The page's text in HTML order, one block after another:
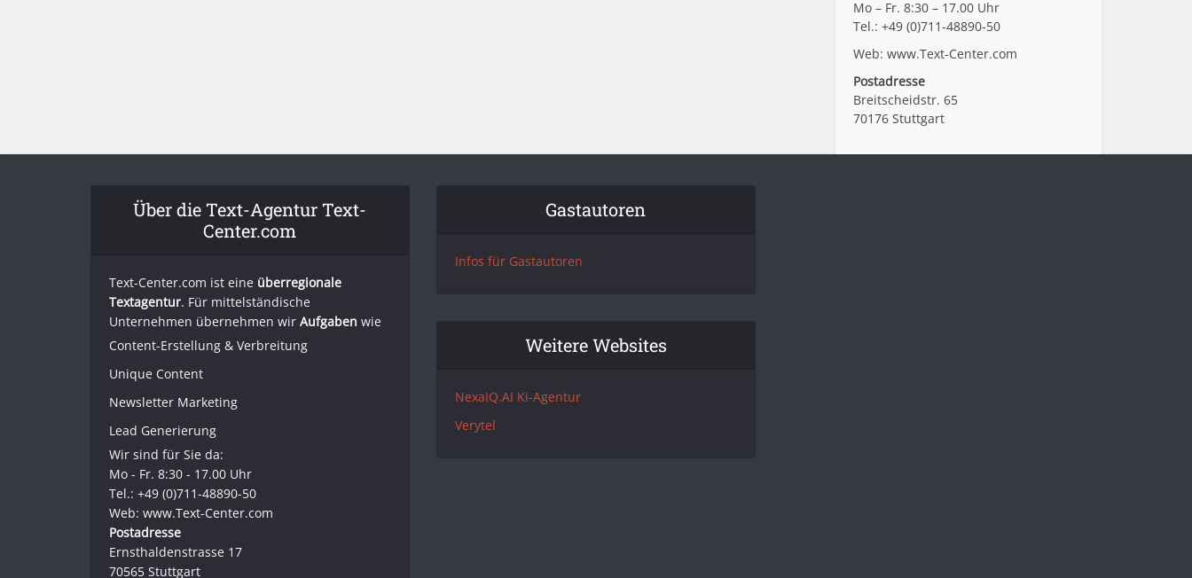
Mo – Fr. 8:30 – 17.00 Uhr
Tel.: +49 (0)711-48890-50
Web: www.Text-Center.com
Postadresse
Breitscheidstr. 65
70176 Stuttgart
Über die Text-Agentur Text-
Center.com
Text-Center.com ist eine überregionale
Textagentur. Für mittelständische
Unternehmen übernehmen wir Aufgaben wie
Content-Erstellung & Verbreitung
Unique Content
Newsletter Marketing
Lead Generierung
Wir sind für Sie da:
Mo - Fr. 8:30 - 17.00 Uhr
Tel.: +49 (0)711-48890-50
Web: www.Text-Center.com
Postadresse
Ernsthaldenstrasse 17
70565 Stuttgart
Gastautoren
Infos für Gastautoren
Weitere Websites
NexaIQ.AI Ki-Agentur
Verytel